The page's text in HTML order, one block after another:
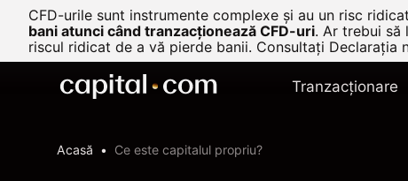
CFD-urile sunt instrumente complexe și au un risc
bani atunci când tranzacționează CFD-uri. Ar trebui să
riscul ridicat de a vă pierde banii. Consultați Declarația
Tranzacționare
Acasă Ce este capitalul propriu?